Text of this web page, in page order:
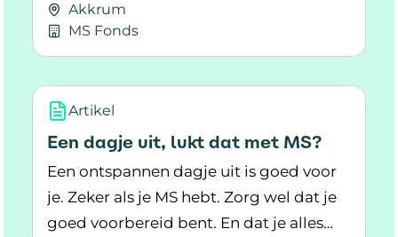
Akkrum
MS Fonds
Lees meer over MS-Kinderkamp (18-25 jaar)
Artikel
Een dagje uit, lukt dat met MS?
Een ontspannen dagje uit is goed voor
je. Zeker als je MS hebt. Zorg wel dat je
goed voorbereid bent. En dat je alles